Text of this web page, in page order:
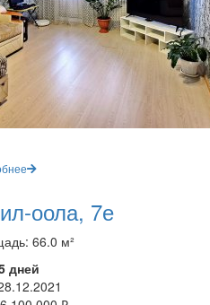
оола, 7е
66.0 м²
дней